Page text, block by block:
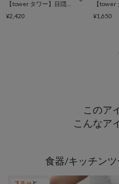
¥2,420
¥1,650
このア
こんなア
食器/キッチン